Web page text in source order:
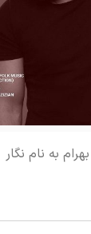
به نام نگار